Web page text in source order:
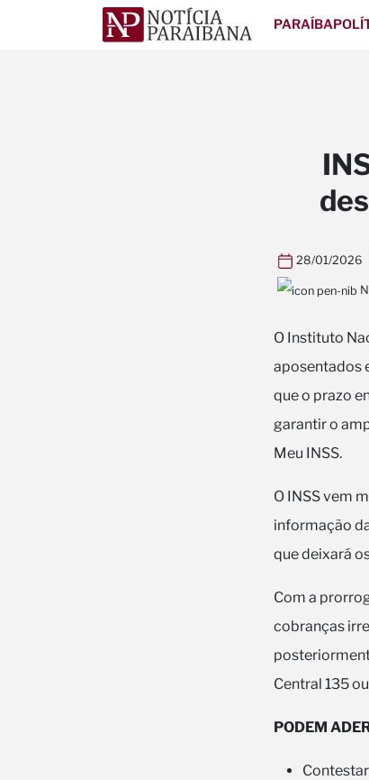
PARAÍBA
28/01/2026
O Instituto
aposentados
que o prazo
garantir o
Meu INSS.
O INSS vem
informação
que deixará
Com a
cobranças
Central 135
PODEM